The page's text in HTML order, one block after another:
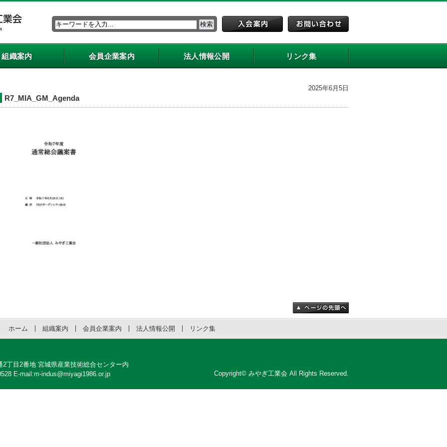
組織案内 会員企業案内 法人情報公開 リンク集
2025年6月5日
R7_MIA_GM_Agenda
ホーム 組織案内 会員企業案内 法人情報公開 リンク集
丁目2番地 宮城県産業技術総合センター内
E-mail:m-indus@miyagi1986.or.jp
Copyright© みやぎ工業会 All Rights Reserved.